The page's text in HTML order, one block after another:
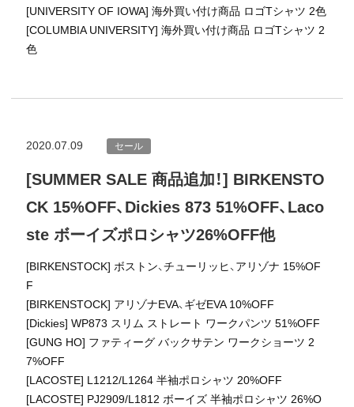
[UNIVERSITY OF IOWA] 海外買い付け商品 ロゴTシャツ 2色
[COLUMBIA UNIVERSITY] 海外買い付け商品 ロゴTシャツ 2
色
2020.07.09 セール
[SUMMER SALE 商品追加！] BIRKENSTO
CK 15%OFF、Dickies 873 51%OFF、Laco
ste ボーイズポロシャツ26%OFF他
[BIRKENSTOCK] ボストン、チューリッヒ、アリゾナ 15%OF
F
[BIRKENSTOCK] アリゾナEVA、ギゼEVA 10%OFF
[Dickies] WP873 スリム ストレート ワークパンツ 51%OFF
[GUNG HO] ファティーグ バックサテン ワークショーツ 2
7%OFF
[LACOSTE] L1212/L1264 半袖ポロシャツ 20%OFF
[LACOSTE] PJ2909/L1812 ボーイズ 半袖ポロシャツ 26%O